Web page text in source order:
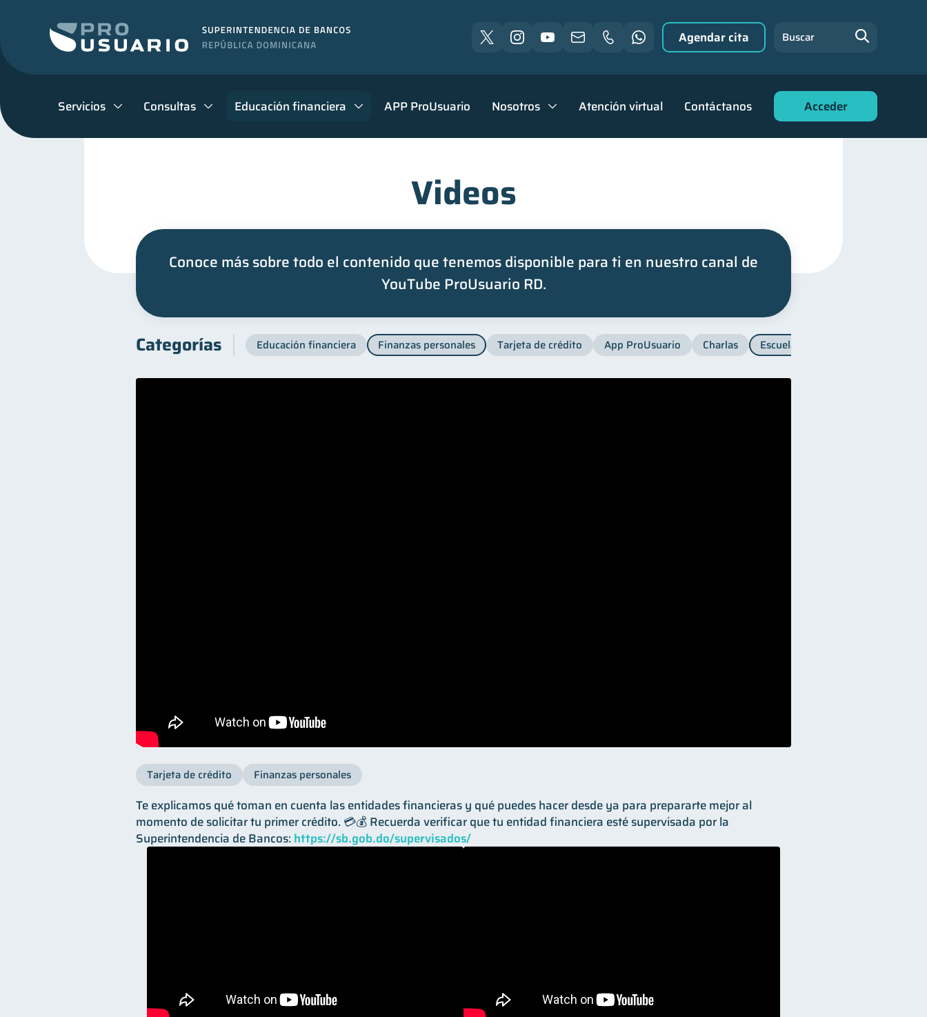
Servicios Consultas Educación financiera APP ProUsuario Nosotros Atención virtual Contáctanos Acceder
Agendar cita Buscar
Videos
Conoce más sobre todo el contenido que tenemos disponible para ti en nuestro canal de
YouTube ProUsuario RD.
Categorías Educación financiera Finanzas personales Tarjeta de crédito App ProUsuario Charlas Escuela SB
Tarjeta de crédito Finanzas personales
Te explicamos qué toman en cuenta las entidades financieras y qué puedes hacer desde ya para prepararte mejor al
momento de solicitar tu primer crédito. 💳💰 Recuerda verificar que tu entidad financiera esté supervisada por la
Superintendencia de Bancos:https://sb.gob.do/supervisados/